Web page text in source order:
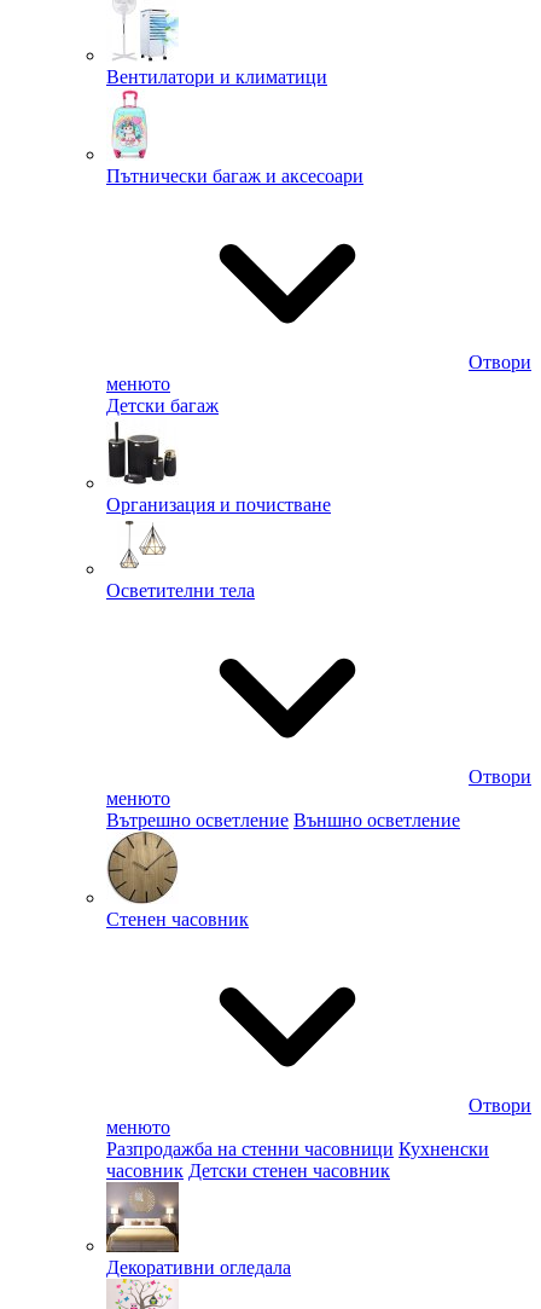
Вентилатори и климатици
Пътнически багаж и аксесоари
Отвори
менюто
Детски багаж
Организация и почистване
Осветителни тела
Отвори
менюто
Вътрешно осветление Външно осветление
Стенен часовник
Отвори
менюто
Разпродажба на стенни часовници Кухненски
часовник Детски стенен часовник
Декоративни огледала